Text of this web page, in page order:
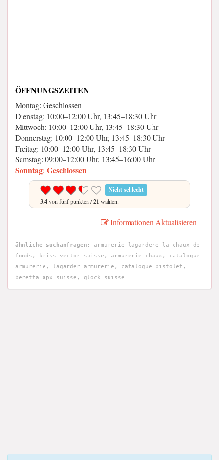
ÖFFNUNGSZEITEN
Montag: Geschlossen
Dienstag: 10:00–12:00 Uhr, 13:45–18:30 Uhr
Mittwoch: 10:00–12:00 Uhr, 13:45–18:30 Uhr
Donnerstag: 10:00–12:00 Uhr, 13:45–18:30 Uhr
Freitag: 10:00–12:00 Uhr, 13:45–18:30 Uhr
Samstag: 09:00–12:00 Uhr, 13:45–16:00 Uhr
Sonntag: Geschlossen
Nicht schlecht
3.4von fünf punkten /21 wählen.
Informationen Aktualisieren
ähnliche suchanfragen:
armurerie lagardere la chaux de
fonds, kriss vector suisse, armurerie chaux, catalogue
armurerie, lagarder armurerie, catalogue pistolet,
beretta apx suisse, glock suisse